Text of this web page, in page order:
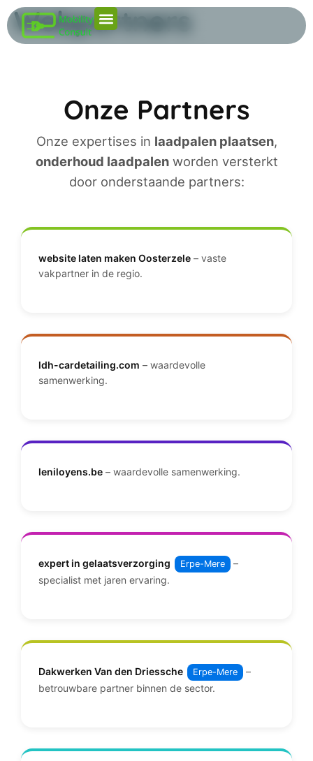
Webpartners
Onze Partners
Onze expertises in laadpalen plaatsen,
onderhoud laadpalenworden versterkt
door onderstaande partners:
website laten maken Oosterzele – vaste
vakpartner in de regio.
ldh-cardetailing.com – waardevolle
samenwerking.
leniloyens.be – waardevolle samenwerking.
expert in gelaatsverzorging Erpe-Mere
–
specialist met jaren ervaring.
Dakwerken Van den Driessche Erpe-Mere
–
betrouwbare partner binnen de sector.